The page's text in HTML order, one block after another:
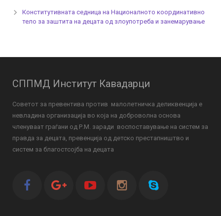
Конститутивната седница на Националното координативно
тело за заштита на децата од злоупотреба и занемарување
СППМД Институт Кавадарци
Советот за превентива против малолетничка деликвенција е
невладина организација во која на доброволна основа
членуваат граѓани од Р.М. заради воспоставување на систем за
правда за децата, превенција од детско престапништво и
систем за благостсојба на децата